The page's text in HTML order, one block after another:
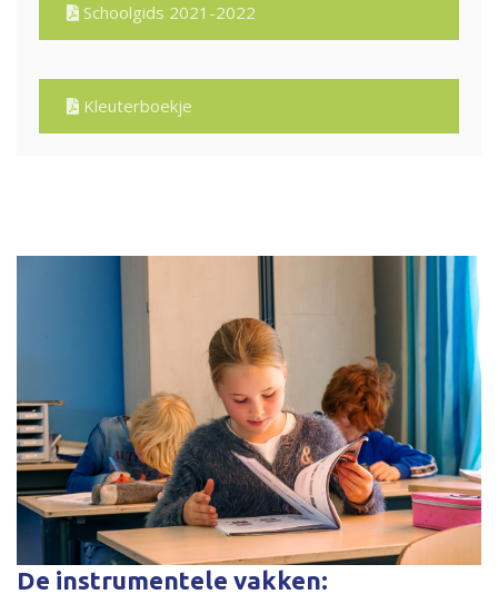
Schoolgids 2021-2022
Kleuterboekje
De instrumentele vakken: